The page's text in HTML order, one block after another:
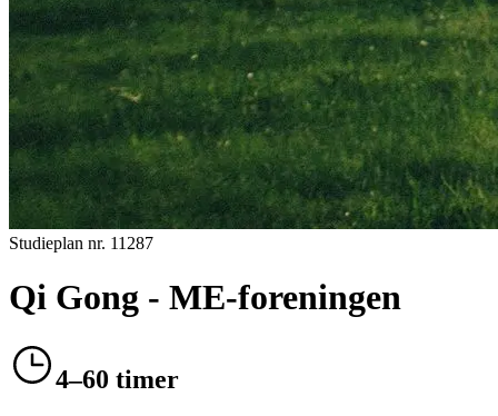
Studieplan nr. 11287
Qi Gong - ME-foreningen
4–60 timer